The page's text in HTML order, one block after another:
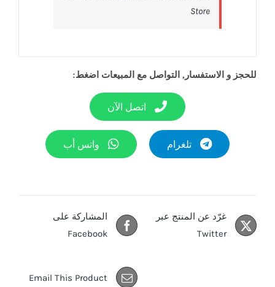
Store‎
للحجز و الاستفسار, التواصل مع المبيعات اضغط:
اتصل الآن
تلغرام واتس أب
المشاركة على
Facebook
غرّد عن المنتج عبر
Twitter
Email This Product